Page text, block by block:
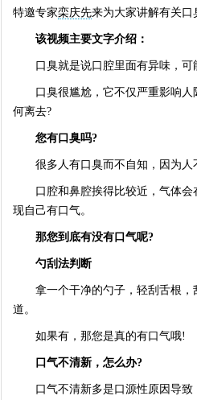
特邀专家栾庆先来为大家讲解有关口
该视频主要文字介绍：
口臭就是说口腔里面有异味，可
口臭很尴尬，它不仅严重影响人
何离去?
您有口臭吗?
很多人有口臭而不自知，因为人
口腔和鼻腔挨得比较近，气体会
现自己有口气。
那您到底有没有口气呢?
勺刮法判断
拿一个干净的勺子，轻刮舌根，
道。
如果有，那您是真的有口气哦!
口气不清新，怎么办?
口气不清新多是口源性原因导致